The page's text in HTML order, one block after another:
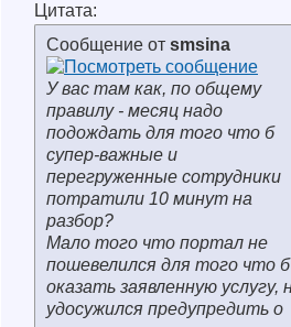
Цитата:
Сообщение от smsina
У вас там как, по общему
правилу - месяц надо
подождать для того что б
супер-важные и
перегруженные сотрудники
потратили 10 минут на
разбор?
Мало того что портал не
пошевелился для того что б
оказать заявленную услугу,
удосужился предупредить о